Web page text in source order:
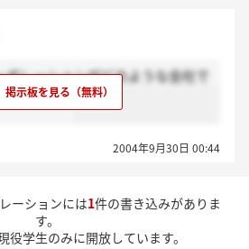
レーションがどのような会社で
（建築）
2004年9月30日 00:44
ーションには1件の書き込みがありま
す。
役学生のみに開放しています。